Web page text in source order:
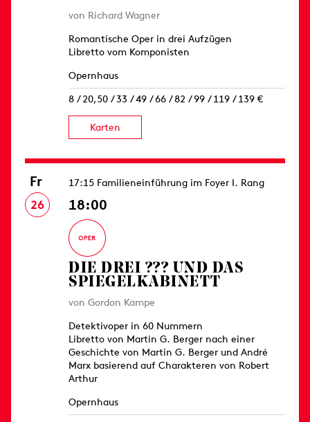
von Richard Wagner
Romantische Oper in drei Aufzügen
Libretto vom Komponisten
Opernhaus
8 / 20,50 / 33 / 49 / 66 / 82 / 99 / 119 / 139 €
Karten
Fr
26
17:15 Familieneinführung im Foyer I. Rang
18:00
DIE DREI ??? UND DAS
SPIEGELKABINETT
von Gordon Kampe
Detektivoper in 60 Nummern
Libretto von Martin G. Berger nach einer
Geschichte von Martin G. Berger und André
Marx basierend auf Charakteren von Robert
Arthur
Opernhaus